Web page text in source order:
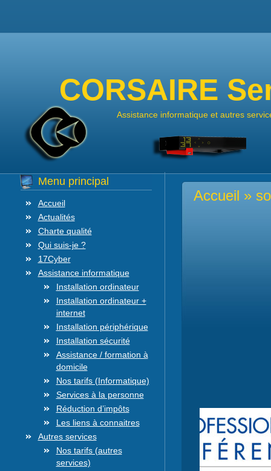
CORSAIRE
Assistance informatique et autres
Menu principal
Accueil
Actualités
Charte qualité
Qui suis-je ?
17Cyber
Assistance informatique
Installation ordinateur
Installation ordinateur +
internet
Installation périphérique
Installation sécurité
Assistance / formation à
domicile
Nos tarifs (Informatique)
Services à la personne
Réduction d’impôts
Les liens à connaitres
Autres services
Nos tarifs (autres
services)
Accueil »